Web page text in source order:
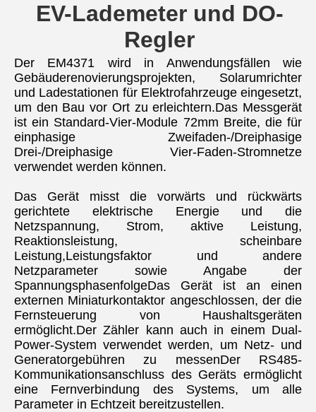
EV-Lademeter und DO-
Regler
Der EM4371 wird in Anwendungsfällen wie
Gebäuderenovierungsprojekten, Solarumrichter
und Ladestationen für Elektrofahrzeuge eingesetzt,
um den Bau vor Ort zu erleichtern.Das Messgerät
ist ein Standard-Vier-Module 72mm Breite, die für
einphasige Zweifaden-/Dreiphasige
Drei-/Dreiphasige Vier-Faden-Stromnetze
verwendet werden können.
Das Gerät misst die vorwärts und rückwärts
gerichtete elektrische Energie und die
Netzspannung, Strom, aktive Leistung,
Reaktionsleistung, scheinbare
Leistung,Leistungsfaktor und andere
Netzparameter sowie Angabe der
SpannungsphasenfolgeDas Gerät ist an einen
externen Miniaturkontaktor angeschlossen, der die
Fernsteuerung von Haushaltsgeräten
ermöglicht.Der Zähler kann auch in einem Dual-
Power-System verwendet werden, um Netz- und
Generatorgebühren zu messenDer RS485-
Kommunikationsanschluss des Geräts ermöglicht
eine Fernverbindung des Systems, um alle
Parameter in Echtzeit bereitzustellen.